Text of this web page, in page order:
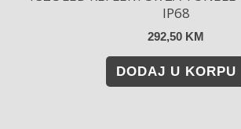
IP68
292,50 KM
DODAJ U KORPU